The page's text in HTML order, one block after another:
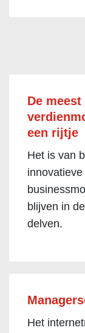
De
een rijtje
Het is van
blijven in
delven.
Het